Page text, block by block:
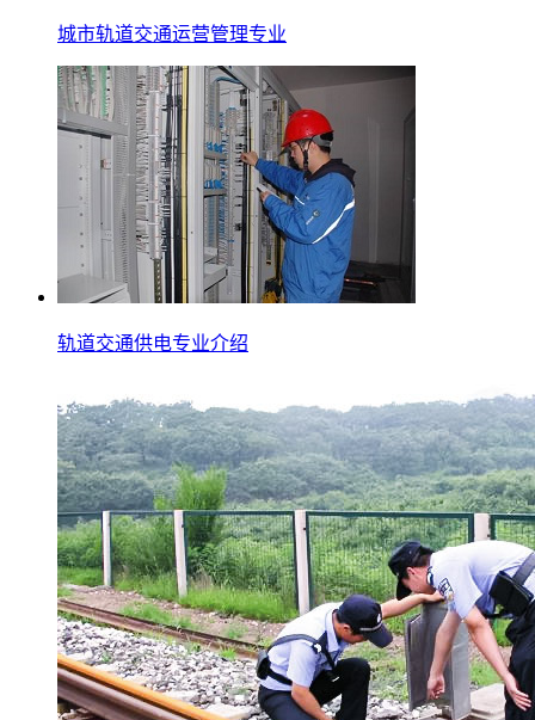
城市轨道交通运营管理专业
轨道交通供电专业介绍